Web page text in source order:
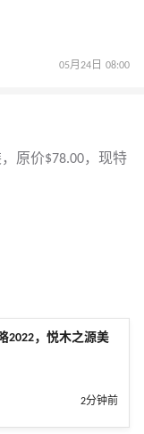
05月24日 08:00
原价$78.00，现特
2022，悦木之源美
2分钟前